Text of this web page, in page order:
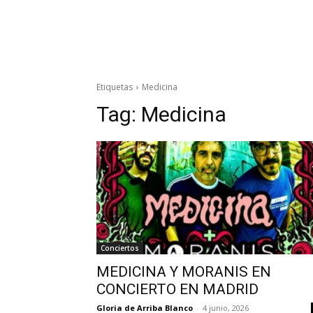
Etiquetas Medicina
Tag: Medicina
Conciertos
MEDICINA Y MORANIS EN
CONCIERTO EN MADRID
Gloria de Arriba Blanco - 4 junio, 2026